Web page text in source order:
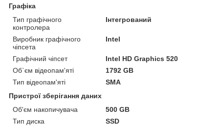
Графіка
Тип графічного
контролера
Інтегрований
Виробник графічного
чіпсета
Intel
Графічний чіпсет
Intel HD Graphics 520
Об`єм відеопам'яті
1792 GB
Тип відеопам'яті
SMA
Пристрої зберігання даних
Об'єм накопичувача
500 GB
Тип диска
SSD